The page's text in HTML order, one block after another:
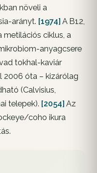
növeli a
arányt. [1974] A B12,
ciklus, a
anyagcsere
tokhal-kaviár
2006 óta – kizárólag
(Calvisius,
telepek). [2054] Az
coho ikura